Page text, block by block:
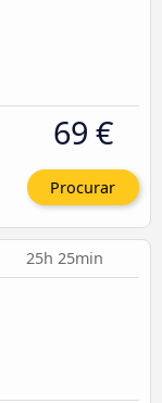
69 €
Procurar
25h 25min